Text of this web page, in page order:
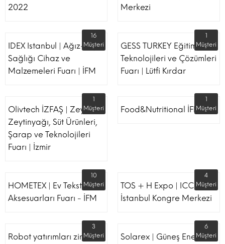
2022
Merkezi
IDEX Istanbul | Ağız-Diş
Sağlığı Cihaz ve
Malzemeleri Fuarı | İFM
16
Müşteri
GESS TURKEY Eğitim
Teknolojileri ve Çözümleri
Fuarı | Lütfi Kırdar
1
Müşteri
Olivtech İZFAŞ | Zeytin,
Zeytinyağı, Süt Ürünleri,
Şarap ve Teknolojileri
Fuarı | İzmir
1
Müşteri
Food&Nutritional İFM
1
Müşteri
HOMETEX | Ev Tekstili Ve
Aksesuarları Fuarı - İFM
10
Müşteri
TOS + H Expo | ICC -
İstanbul Kongre Merkezi
4
Müşteri
Robot yatırımları zirvesi
3
Müşteri
Solarex | Güneş Enerjisi &
6
Müşteri